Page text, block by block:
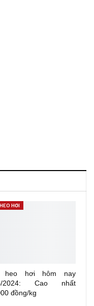
HƠI
heo hơi hôm nay
2024: Cao nhất
đồng/kg